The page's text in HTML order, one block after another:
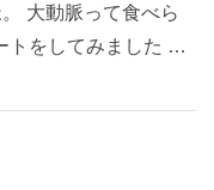
大動脈って食べら
トをしてみました …